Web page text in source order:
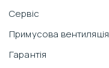
Сервіс
Примусова вентиляція
Гарантія